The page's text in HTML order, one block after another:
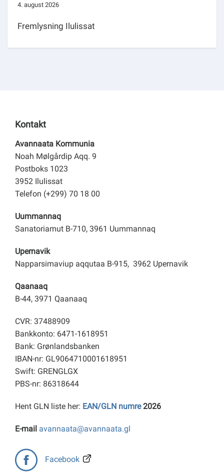
4. august 2026
Fremlysning Ilulissat
Kontakt
Avannaata Kommunia
Noah Mølgårdip Aqq. 9
Postboks 1023
3952 Ilulissat
Telefon (+299) 70 18 00
Uummannaq
Sanatoriamut B-710, 3961 Uummannaq
Upernavik
Napparsimaviup aqqutaa B-915, 3962 Upernavik
Qaanaaq
B-44, 3971 Qaanaaq
CVR: 37488909
Bankkonto: 6471-1618951
Bank: Grønlandsbanken
IBAN-nr: GL9064710001618951
Swift: GRENGLGX
PBS-nr: 86318644
Hent GLN liste her: EAN/GLN numre2026
E-mail avannaata@avannaata.gl
Facebook